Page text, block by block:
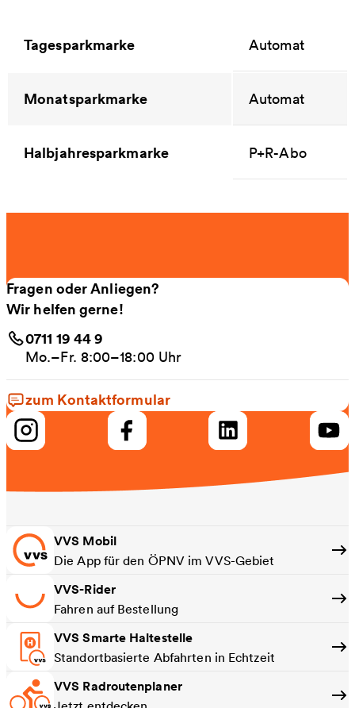
Tagesparkmarke Automat
Monatsparkmarke Automat
Halbjahresparkmarke P+R-Abo
Fragen oder Anliegen?
Wir helfen gerne!
0711 19 44 9
Mo.–Fr. 8:00–18:00 Uhr
zum Kontaktformular
VVS Mobil
Die App für den ÖPNV im VVS-Gebiet
VVS-Rider
Fahren auf Bestellung
VVS Smarte Haltestelle
Standortbasierte Abfahrten in Echtzeit
VVS Radroutenplaner